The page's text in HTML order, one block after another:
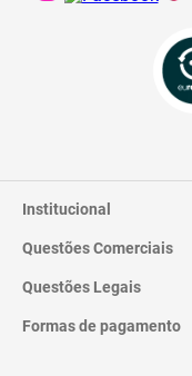
Institucional
Catálogo
Quem Somos
Questões Comerciais
Trocas e Devoluções
Entrega
Questões Legais
Termos de Uso
Formas de pagamento